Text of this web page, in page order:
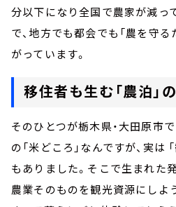
分以下になり全国で農家が減っ
で、地方でも都会でも「農を守
がっています。
移住者も生む「農泊」
そのひとつが栃木県・大田原市
の「米どころ」なんですが、実は
もありました。そこで生まれた
農業そのものを観光資源にしよ